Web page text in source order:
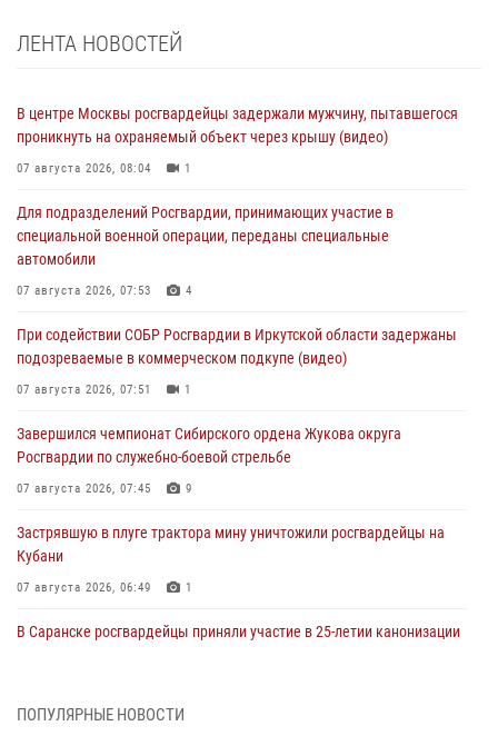
ЛЕНТА НОВОСТЕЙ
В центре Москвы росгвардейцы задержали мужчину, пытавшегося
проникнуть на охраняемый объект через крышу (видео)
07 августа 2026, 08:04 1
Для подразделений Росгвардии, принимающих участие в
специальной военной операции, переданы специальные
автомобили
07 августа 2026, 07:53 4
При содействии СОБР Росгвардии в Иркутской области задержаны
подозреваемые в коммерческом подкупе (видео)
07 августа 2026, 07:51 1
Завершился чемпионат Сибирского ордена Жукова округа
Росгвардии по служебно-боевой стрельбе
07 августа 2026, 07:45 9
Застрявшую в плуге трактора мину уничтожили росгвардейцы на
Кубани
07 августа 2026, 06:49 1
В Саранске росгвардейцы приняли участие в 25‑летии канонизации
ПОПУЛЯРНЫЕ НОВОСТИ